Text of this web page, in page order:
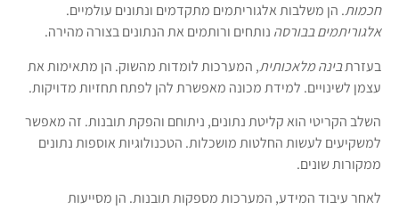
חכמות. הן משלבות אלגוריתמים מתקדמים ונתונים עולמיים.
אלגוריתמים בבורסה נותחים ורותמים את הנתונים בצורה מהירה.
בעזרתבינה מלאכותית, המערכות לומדות מהשוק. הן מתאימות את
עצמן לשינויים. למידת מכונה מאפשרת להן לפתח תחזיות מדויקות.
השלב הקריטי הוא קליטת נתונים, ניתוחם והפקת תובנות. זה מאפשר
למשקיעים לעשות החלטות מושכלות. הטכנולוגיות אוספות נתונים
ממקורות שונים.
לאחר עיבוד המידע, המערכות מספקות תובנות. הן מסייעות